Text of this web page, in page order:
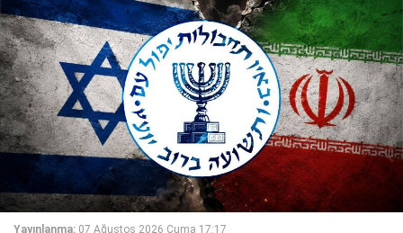
Yayınlanma: 07 Ağustos 2026 Cuma 17:17